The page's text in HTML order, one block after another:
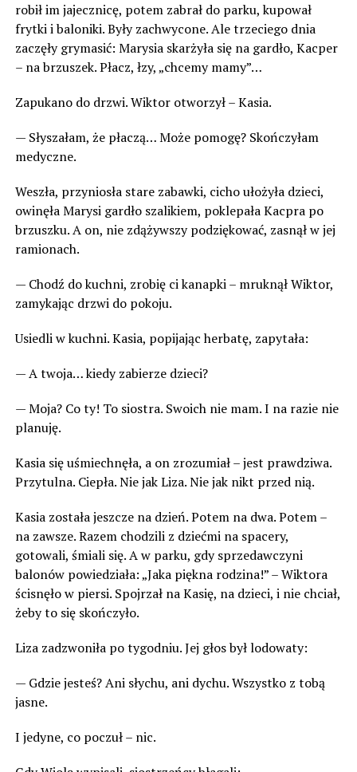
robił im jajecznicę, potem zabrał do parku, kupował
frytki i baloniki. Były zachwycone. Ale trzeciego dnia
zaczęły grymasić: Marysia skarżyła się na gardło, Kacper
– na brzuszek. Płacz, łzy, „chcemy mamy”…
Zapukano do drzwi. Wiktor otworzył – Kasia.
— Słyszałam, że płaczą… Może pomogę? Skończyłam
medyczne.
Weszła, przyniosła stare zabawki, cicho ułożyła dzieci,
owinęła Marysi gardło szalikiem, poklepała Kacpra po
brzuszku. A on, nie zdążywszy podziękować, zasnął w jej
ramionach.
— Chodź do kuchni, zrobię ci kanapki – mruknął Wiktor,
zamykając drzwi do pokoju.
Usiedli w kuchni. Kasia, popijając herbatę, zapytała:
— A twoja… kiedy zabierze dzieci?
— Moja? Co ty! To siostra. Swoich nie mam. I na razie nie
planuję.
Kasia się uśmiechnęła, a on zrozumiał – jest prawdziwa.
Przytulna. Ciepła. Nie jak Liza. Nie jak nikt przed nią.
Kasia została jeszcze na dzień. Potem na dwa. Potem –
na zawsze. Razem chodzili z dziećmi na spacery,
gotowali, śmiali się. A w parku, gdy sprzedawczyni
balonów powiedziała: „Jaka piękna rodzina!” – Wiktora
ścisnęło w piersi. Spojrzał na Kasię, na dzieci, i nie chciał,
żeby to się skończyło.
Liza zadzwoniła po tygodniu. Jej głos był lodowaty:
— Gdzie jesteś? Ani słychu, ani dychu. Wszystko z tobą
jasne.
I jedyne, co poczuł – nic.